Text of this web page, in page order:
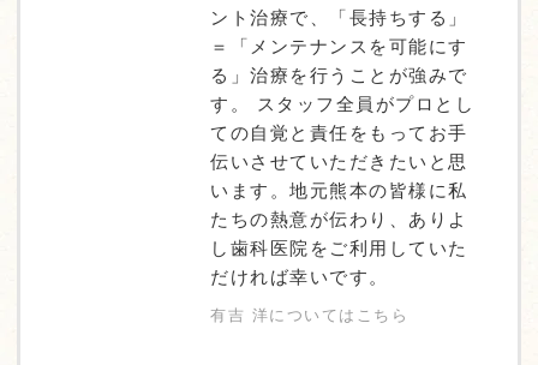
ント治療で、「長持ちする」
＝「メンテナンスを可能にす
る」治療を行うことが強みで
す。 スタッフ全員がプロとし
ての自覚と責任をもってお手
伝いさせていただきたいと思
います。地元熊本の皆様に私
たちの熱意が伝わり、ありよ
し歯科医院をご利用していた
だければ幸いです。
有吉 洋についてはこちら